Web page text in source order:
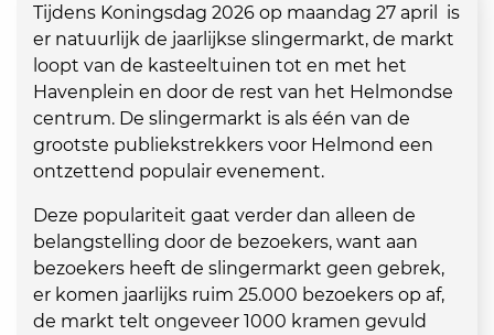
Tijdens Koningsdag 2026 op maandag 27 april is
er natuurlijk de jaarlijkse slingermarkt, de markt
loopt van de kasteeltuinen tot en met het
Havenplein en door de rest van het Helmondse
centrum. De slingermarkt is als één van de
grootste publiekstrekkers voor Helmond een
ontzettend populair evenement.
Deze populariteit gaat verder dan alleen de
belangstelling door de bezoekers, want aan
bezoekers heeft de slingermarkt geen gebrek,
er komen jaarlijks ruim 25.000 bezoekers op af,
de markt telt ongeveer 1000 kramen gevuld